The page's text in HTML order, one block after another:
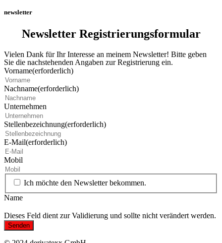
newsletter
Newsletter Registrierungsformular
Vielen Dank für Ihr Interesse an meinem Newsletter! Bitte geben
Sie die nachstehenden Angaben zur Registrierung ein.
Vorname(erforderlich)
Nachname(erforderlich)
Unternehmen
Stellenbezeichnung(erforderlich)
E-Mail(erforderlich)
Mobil
Ich möchte den Newsletter bekommen.
Name
Dieses Feld dient zur Validierung und sollte nicht verändert werden.